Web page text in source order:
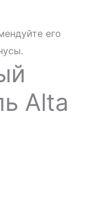
его
Alta